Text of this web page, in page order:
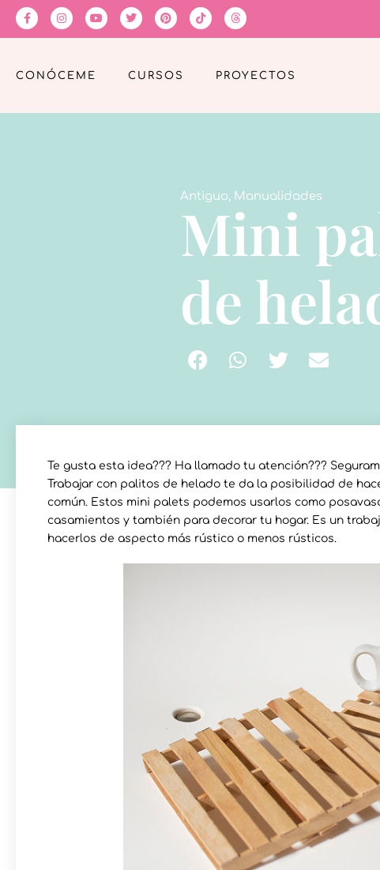
CONÓCEME CURSOS PROYECTOS
Antiguo, Manualidades
Mini
de
Te gusta esta idea??? Ha llamado tu atención???
Trabajar con palitos de helado te da la posibilidad de
común. Estos mini palets podemos usarlos como
casamientos y también para decorar tu hogar. Es un
hacerlos de aspecto más rústico o menos rústicos.